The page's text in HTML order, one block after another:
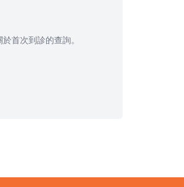
首次到診的查詢。